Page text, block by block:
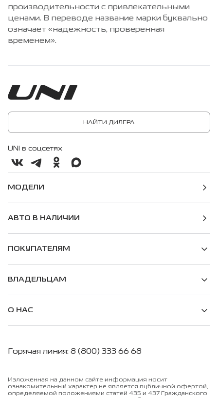
производительности с привлекательными
ценами. В переводе название марки буквально
означает «надежность, проверенная
временем».
НАЙТИ ДИЛЕРА
UNI в соцсетях
МОДЕЛИ
АВТО В НАЛИЧИИ
ПОКУПАТЕЛЯМ
ВЛАДЕЛЬЦАМ
О НАС
Горячая линия: 8 (800) 333 66 68
Изложенная на данном сайте информация носит
ознакомительный характер не является публичной офертой,
определяемой положениями статей 435 и 437 Гражданского